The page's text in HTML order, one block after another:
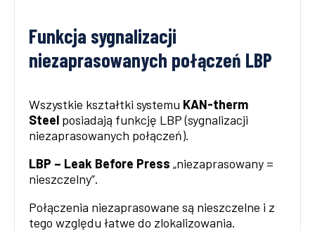
Funkcja sygnalizacji
niezaprasowanych połączeń LBP
Wszystkie kształtki systemu KAN-therm
Steel posiadają funkcję LBP (sygnalizacji
niezaprasowanych połączeń).
LBP – Leak Before Press „niezaprasowany =
nieszczelny”.
Połączenia niezaprasowane są nieszczelne i z
tego względu łatwe do zlokalizowania.